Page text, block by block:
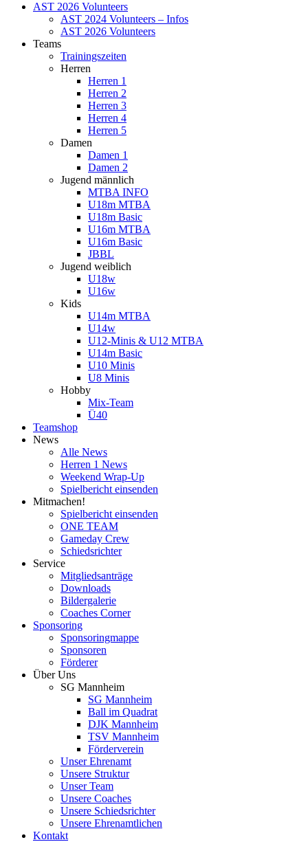
AST 2026 Volunteers
AST 2024 Volunteers – Infos
AST 2026 Volunteers
Teams
Trainingszeiten
Herren
Herren 1
Herren 2
Herren 3
Herren 4
Herren 5
Damen
Damen 1
Damen 2
Jugend männlich
MTBA INFO
U18m MTBA
U18m Basic
U16m MTBA
U16m Basic
JBBL
Jugend weiblich
U18w
U16w
Kids
U14m MTBA
U14w
U12-Minis & U12 MTBA
U14m Basic
U10 Minis
U8 Minis
Hobby
Mix-Team
Ü40
Teamshop
News
Alle News
Herren 1 News
Weekend Wrap-Up
Spielbericht einsenden
Mitmachen!
Spielbericht einsenden
ONE TEAM
Gameday Crew
Schiedsrichter
Service
Mitgliedsanträge
Downloads
Bildergalerie
Coaches Corner
Sponsoring
Sponsoringmappe
Sponsoren
Förderer
Über Uns
SG Mannheim
SG Mannheim
Ball im Quadrat
DJK Mannheim
TSV Mannheim
Förderverein
Unser Ehrenamt
Unsere Struktur
Unser Team
Unsere Coaches
Unsere Schiedsrichter
Unsere Ehrenamtlichen
Kontakt